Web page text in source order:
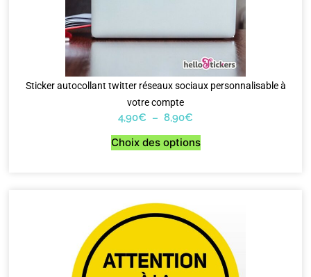
Sticker autocollant twitter réseaux sociaux personnalisable à
votre compte
4,90€ – 8,90€
Choix des options